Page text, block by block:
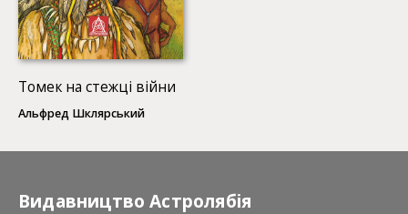
Томек на стежці війни
Альфред Шклярський
Видавництво Астролябія